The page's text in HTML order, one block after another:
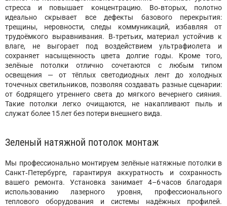
стресса и повышает концентрацию. Во‑вторых, полотно
идеально скрывает все дефекты базового перекрытия:
трещины, неровности, следы коммуникаций, избавляя от
трудоёмкого выравнивания. В‑третьих, материал устойчив к
влаге, не выгорает под воздействием ультрафиолета и
сохраняет насыщенность цвета долгие годы. Кроме того,
зелёные потолки отлично сочетаются с любым типом
освещения — от тёплых светодиодных лент до холодных
точечных светильников, позволяя создавать разные сценарии:
от бодрящего утреннего света до мягкого вечернего сияния.
Такие потолки легко очищаются, не накапливают пыль и
служат более 15 лет без потери внешнего вида.
Зеленый натяжной потолок монтаж
Мы профессионально монтируем зелёные натяжные потолки в
Санкт‑Петербурге, гарантируя аккуратность и сохранность
вашего ремонта. Установка занимает 4–6 часов благодаря
использованию лазерного уровня, профессионального
теплового оборудования и системы надёжных профилей.